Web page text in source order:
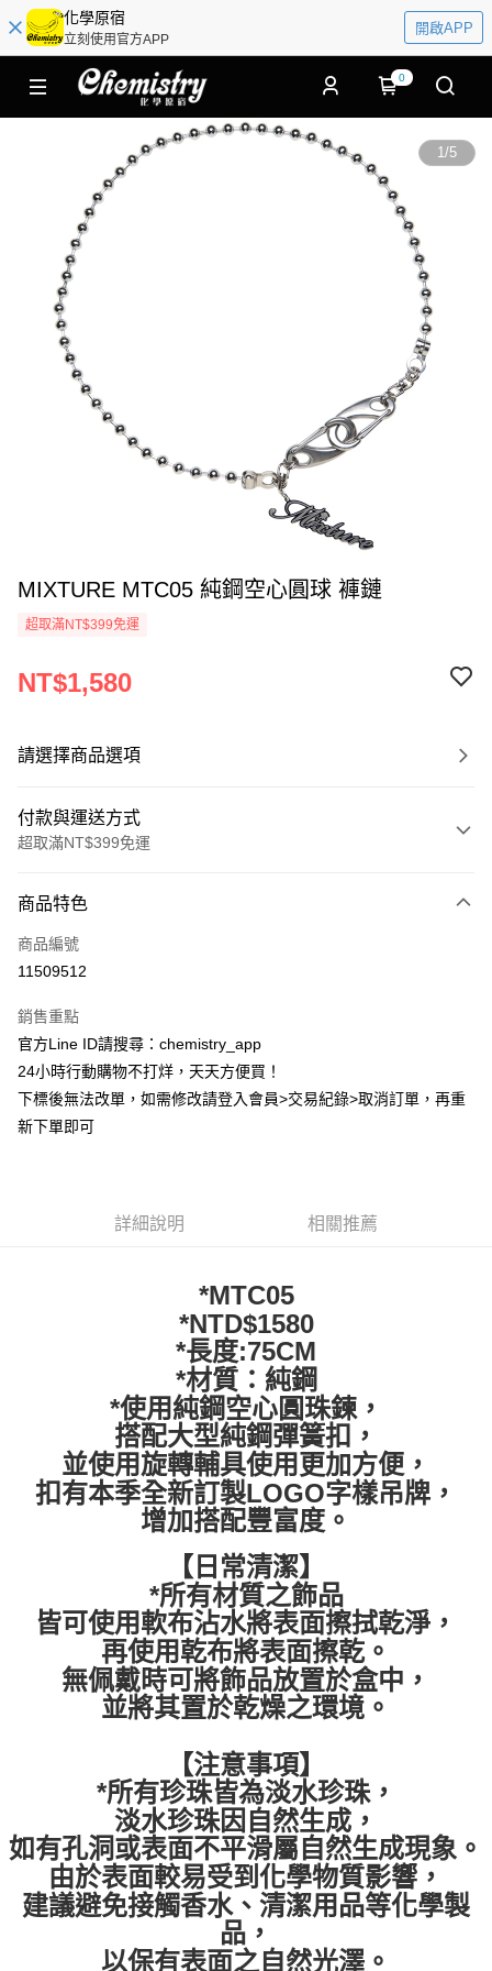
化學原宿
立刻使用官方APP
開啟APP
0
1/5
MIXTURE MTC05 純鋼空心圓球 褲鏈
超取滿NT$399免運
NT$1,580
請選擇商品選項
付款與運送方式
超取滿NT$399免運
信用卡一次付款
超商取貨付款
Apple Pay
街口支付
悠遊付
每筆NT$60，滿NT$399(含以上)免運費
每筆NT$60，滿NT$399(含以上)免運費
付款後7-11取貨
每筆NT$60，滿NT$399(含以上)免運費
每筆NT$150，滿NT$6,000(含以上)免運費
免運費
商品特色
商品編號
11509512
銷售重點
官方Line ID請搜尋：chemistry_app
24小時行動購物不打烊，天天方便買！
下標後無法改單，如需修改請登入會員>交易紀錄>取消訂單，再重
新下單即可
詳細說明 相關推薦
*MTC05
*NTD$1580
*長度:75CM
*材質：純鋼
*使用純鋼空心圓珠鍊，
搭配大型純鋼彈簧扣，
並使用旋轉輔具使用更加方便，
扣有本季全新訂製LOGO字樣吊牌，
增加搭配豐富度。
【日常清潔】
*所有材質之飾品
皆可使用軟布沾水將表面擦拭乾淨，
再使用乾布將表面擦乾。
無佩戴時可將飾品放置於盒中，
並將其置於乾燥之環境。
【注意事項】
*所有珍珠皆為淡水珍珠，
淡水珍珠因自然生成，
如有孔洞或表面不平滑屬自然生成現象。
由於表面較易受到化學物質影響，
建議避免接觸香水、清潔用品等化學製
品，
以保有表面之自然光澤。